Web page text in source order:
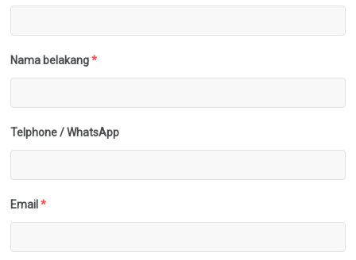
Nama belakang *
Telphone / WhatsApp
Email *